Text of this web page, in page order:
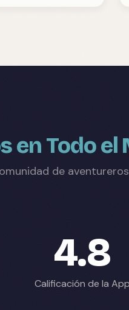
en Todo el
de aventureros
4.8
Calificación de la